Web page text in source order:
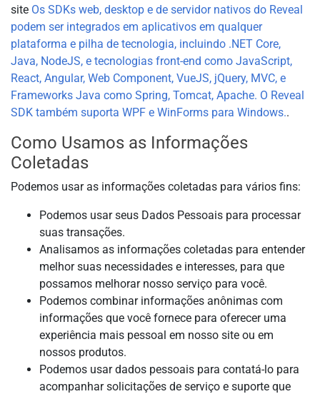
site Os SDKs web, desktop e de servidor nativos do Reveal
podem ser integrados em aplicativos em qualquer
plataforma e pilha de tecnologia, incluindo .NET Core,
Java, NodeJS, e tecnologias front-end como JavaScript,
React, Angular, Web Component, VueJS, jQuery, MVC, e
Frameworks Java como Spring, Tomcat, Apache. O Reveal
SDK também suporta WPF e WinForms para Windows..
Como Usamos as Informações
Coletadas
Podemos usar as informações coletadas para vários fins:
Podemos usar seus Dados Pessoais para processar
suas transações.
Analisamos as informações coletadas para entender
melhor suas necessidades e interesses, para que
possamos melhorar nosso serviço para você.
Podemos combinar informações anônimas com
informações que você fornece para oferecer uma
experiência mais pessoal em nosso site ou em
nossos produtos.
Podemos usar dados pessoais para contatá-lo para
acompanhar solicitações de serviço e suporte que